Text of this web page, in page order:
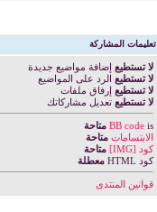
تعليمات المشاركة
لا تستطيع إضافة مواضيع جديدة
لا تستطيع الرد على المواضيع
لا تستطيع إرفاق ملفات
لا تستطيع تعديل مشاركاتك
BB codeis
متاحة
الابتسامات متاحة
كود [IMG]
متاحة
كود HTML
معطلة
قوانين المنتدى